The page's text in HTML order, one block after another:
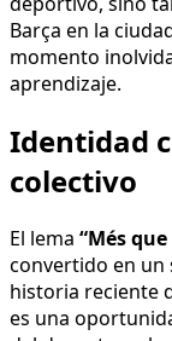
Identidad
colectivo
El lema“Més
convertido en
historia reciente
del deporte en la
Además, visitar
sus calles, en la
de sus barrios.